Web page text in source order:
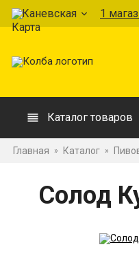
Каневская 1
Каталог товаров
Главная » Каталог »
Солод